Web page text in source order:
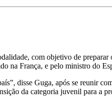
com objetivo de
na França, e pelo ministro do
disse Guga, após se reunir
da categoria juvenil para a